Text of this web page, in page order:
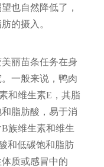
也自然降低了，
的摄入。
丽苗条任务在身
一般来说，鸭肉
和维生素E，其脂
脂肪酸，易于消
族维生素和维生
和低碳饱和脂肪
质或感冒中的